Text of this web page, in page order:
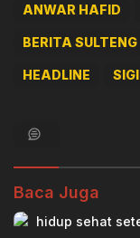
ANWAR HAFID
BERITA SULTENG
HEADLINE SIGI
Baca Juga